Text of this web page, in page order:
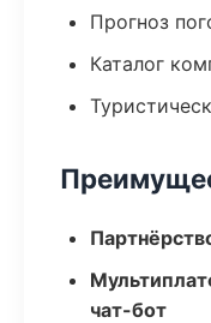
Прогноз
Каталог
чат-бот